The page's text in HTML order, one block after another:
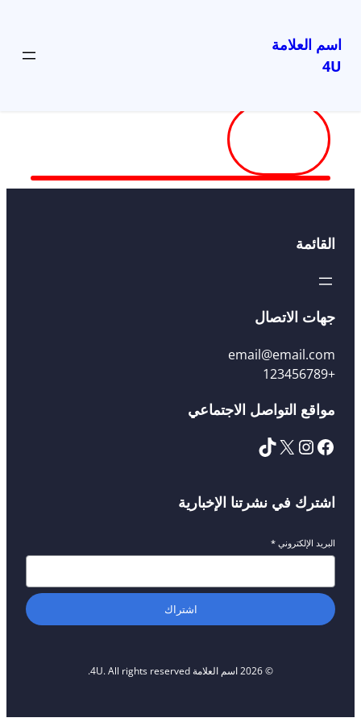
اسم العلامة
4U
القائمة
جهات الاتصال
email@email.com
+123456789
مواقع التواصل الاجتماعي
اشترك في نشرتنا الإخبارية
البريد الإلكتروني *
اشتراك
© 2026 اسم العلامة 4U. All rights reserved.